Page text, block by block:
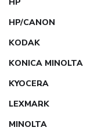
HP/CANON
KODAK
KONICA MINOLTA
KYOCERA
LEXMARK
MINOLTA